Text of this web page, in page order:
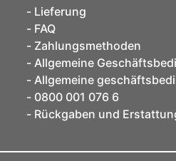
Lieferung
FAQ
Zahlungsmethoden
Allgemeine
Allgemeine
0800 001 076 6
Rückgaben und